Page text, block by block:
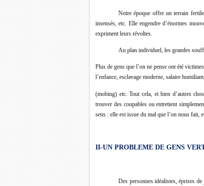
Notre époque offre un terrain
insensés, etc. Elle engendre d’énormes
expriment leurs révoltes.
Au plan individuel, les grandes
Plus de gens que l’on ne pense ont été
l’enfance, esclavage moderne, salaire
(mobing) etc. Tout cela, et bien d’autres
trouver des coupables ou entretient
sens : elle est issue du mal que l’on nous fait,
II-UN PROBLEME DE GENS
Des personnes idéalistes, éprises